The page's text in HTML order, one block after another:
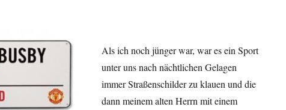
Als ich noch jünger war, war es ein Sport
unter uns nach nächtlichen Gelagen
immer Straßenschilder zu klauen und die
dann meinem alten Herrn mit einem